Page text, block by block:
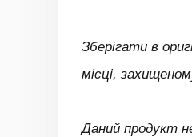
Зберігати в
місці,
Даний продукт